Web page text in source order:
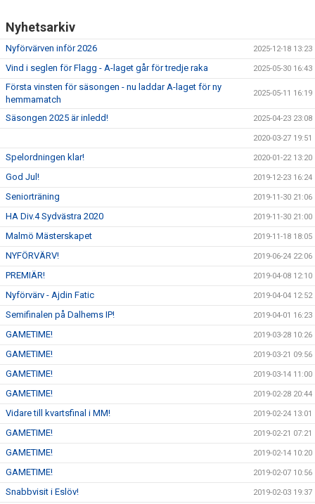
Nyhetsarkiv
Nyförvärven inför 2026 2025-12-18 13:23
Vind i seglen för Flagg - A-laget går för tredje raka 2025-05-30 16:43
Första vinsten för säsongen - nu laddar A-laget för ny
hemmamatch
2025-05-11 16:19
Säsongen 2025 är inledd! 2025-04-23 23:08
2020-03-27 19:51
Spelordningen klar! 2020-01-22 13:20
God Jul! 2019-12-23 16:24
Seniorträning 2019-11-30 21:06
HA Div.4 Sydvästra 2020 2019-11-30 21:00
Malmö Mästerskapet 2019-11-18 18:05
NYFÖRVÄRV! 2019-06-24 22:06
PREMIÄR! 2019-04-08 12:10
Nyförvärv - Ajdin Fatic 2019-04-04 12:52
Semifinalen på Dalhems IP! 2019-04-01 16:23
GAMETIME! 2019-03-28 10:26
GAMETIME! 2019-03-21 09:56
GAMETIME! 2019-03-14 11:00
GAMETIME! 2019-02-28 20:44
Vidare till kvartsfinal i MM! 2019-02-24 13:01
GAMETIME! 2019-02-21 07:21
GAMETIME! 2019-02-14 10:20
GAMETIME! 2019-02-07 10:56
Snabbvisit i Eslöv! 2019-02-03 19:37